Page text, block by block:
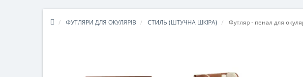
ФУТЛЯРИ ДЛЯ ОКУЛЯРІВ СТИЛЬ (ШТУЧНА ШКІРА) Футляр - пенал для